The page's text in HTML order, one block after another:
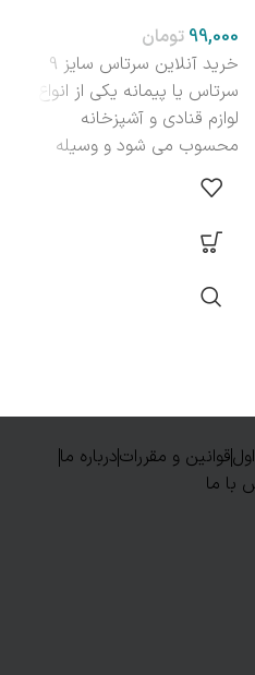
تومان
خرید آنلاین سرتاس سایز 9
سرتاس یا پیمانه یکی از انواع
لوازم قنادی و آشپزخانه
محسوب می شود و وسیله
قوانین و مقرراتدرباره ما
با ما